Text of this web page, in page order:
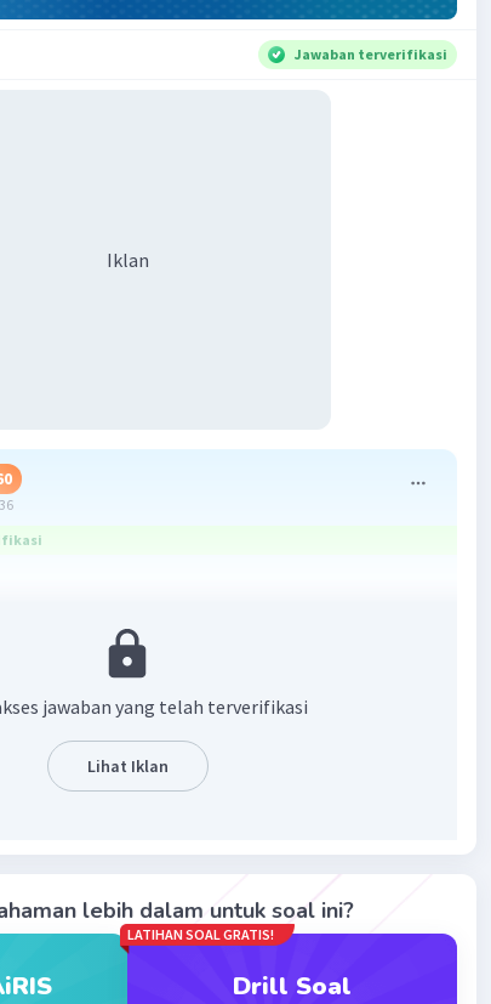
Jawaban terverifikasi
Iklan
jawaban yang telah terverifikasi
Lihat Iklan
lebih dalam untuk soal ini?
LATIHAN SOAL GRATIS!
Drill Soal